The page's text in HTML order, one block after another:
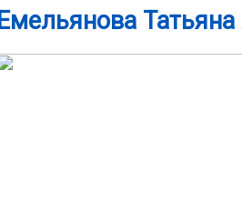
Емельянова